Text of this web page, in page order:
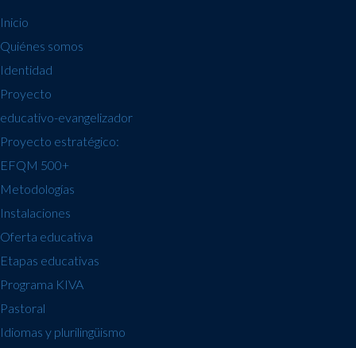
Inicio
Quiénes somos
Identidad
Proyecto
educativo-evangelizador
Proyecto estratégico:
EFQM 500+
Metodologías
Instalaciones
Oferta educativa
Etapas educativas
Programa KIVA
Pastoral
Idiomas y plurilingüismo